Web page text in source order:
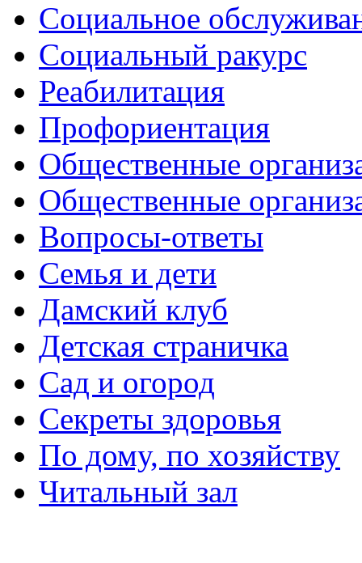
Социальное
Социальный ракурс
Реабилитация
Профориентация
Общественные
Общественные
Вопросы-ответы
Семья и дети
Дамский клуб
Детская страничка
Сад и огород
Секреты здоровья
По дому, по хозяйству
Читальный зал